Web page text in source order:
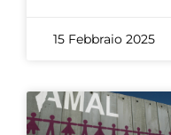
15 Febbraio 2025